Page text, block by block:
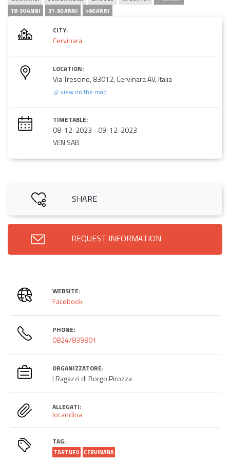
18-30 ANNI
31-60 ANNI >60 ANNI
CITY:
Cervinara
LOCATION:
Via Trescine, 83012, Cervinara AV, Italia
view on the map
TIMETABLE:
08-12-2023 -09-12-2023
VEN SAB
SHARE
REQUEST INFORMATION
WEBSITE:
Facebook
PHONE:
0824/839801
ORGANIZZATORE:
I Ragazzi di Borgo Pirozza
ALLEGATI:
locandina
TAG:
TARTUFO CERVINARA